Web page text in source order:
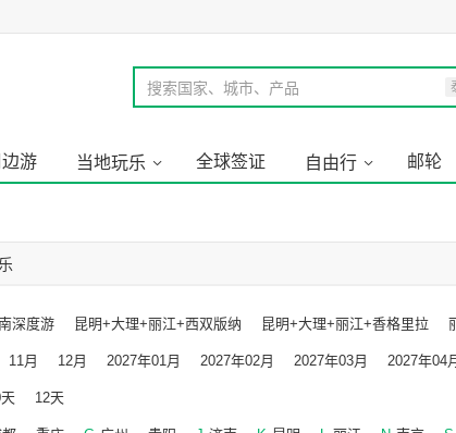
搜索国家、城市、产品
游 当地玩乐 全球签证 自由行 邮轮
深度游 昆明+大理+丽江+西双版纳 昆明+大理+丽江+香格里拉
11月 12月 2027年01月 2027年02月 2027年03月 2027年04
月 2027年08月
12天